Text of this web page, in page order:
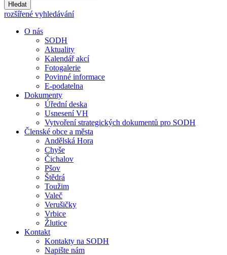
Hledat
rozšířené vyhledávání
O nás
SODH
Aktuality
Kalendář akcí
Fotogalerie
Povinné informace
E-podatelna
Dokumenty
Úřední deska
Usnesení VH
Vytvoření strategických dokumentů pro SODH
Členské obce a města
Andělská Hora
Chyše
Čichalov
Pšov
Štědrá
Toužim
Valeč
Verušičky
Vrbice
Žlutice
Kontakt
Kontakty na SODH
Napište nám